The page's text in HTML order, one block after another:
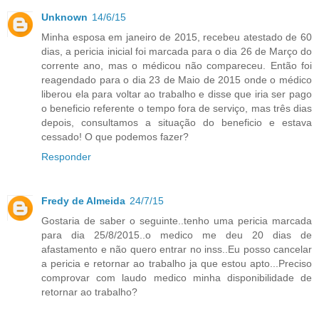
Unknown 14/6/15
Minha esposa em janeiro de 2015, recebeu atestado de 60
dias, a pericia inicial foi marcada para o dia 26 de Março do
corrente ano, mas o médicou não compareceu. Então foi
reagendado para o dia 23 de Maio de 2015 onde o médico
liberou ela para voltar ao trabalho e disse que iria ser pago
o beneficio referente o tempo fora de serviço, mas três dias
depois, consultamos a situação do beneficio e estava
cessado! O que podemos fazer?
Responder
Fredy de Almeida 24/7/15
Gostaria de saber o seguinte..tenho uma pericia marcada
para dia 25/8/2015..o medico me deu 20 dias de
afastamento e não quero entrar no inss..Eu posso cancelar
a pericia e retornar ao trabalho ja que estou apto...Preciso
comprovar com laudo medico minha disponibilidade de
retornar ao trabalho?